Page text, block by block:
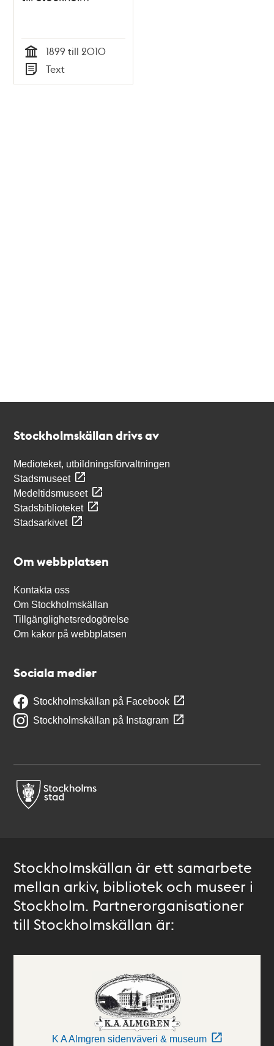
Tid
1899 till 2010
Typ
Text
Stockholmskällan drivs av
Medioteket, utbildningsförvaltningen
Stadsmuseet
Medeltidsmuseet
Stadsbiblioteket
Stadsarkivet
Om webbplatsen
Kontakta oss
Om Stockholmskällan
Tillgänglighetsredogörelse
Om kakor på webbplatsen
Sociala medier
Stockholmskällan på Facebook
Stockholmskällan på Instagram
Stockholmskällan är ett samarbete
mellan arkiv, bibliotek och museer i
Stockholm. Partnerorganisationer
till Stockholmskällan är:
K A Almgren sidenväveri & museum